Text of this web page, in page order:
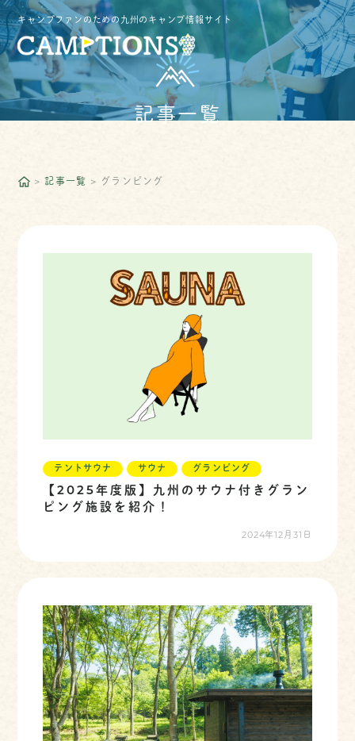
キャンプファンのための九州のキャンプ情報サイト
記事一覧
記事一覧 グランピング
テントサウナ サウナ グランピング
【2025年度版】九州のサウナ付きグラン
ピング施設を紹介！
2024年12月31日